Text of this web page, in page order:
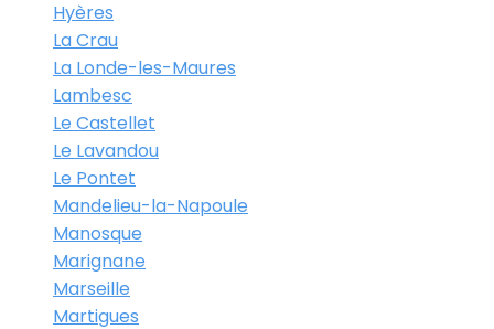
Hyères
La Crau
La Londe-les-Maures
Lambesc
Le Castellet
Le Lavandou
Le Pontet
Mandelieu-la-Napoule
Manosque
Marignane
Marseille
Martigues